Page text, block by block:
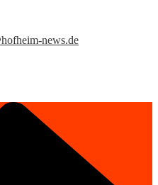
news.de